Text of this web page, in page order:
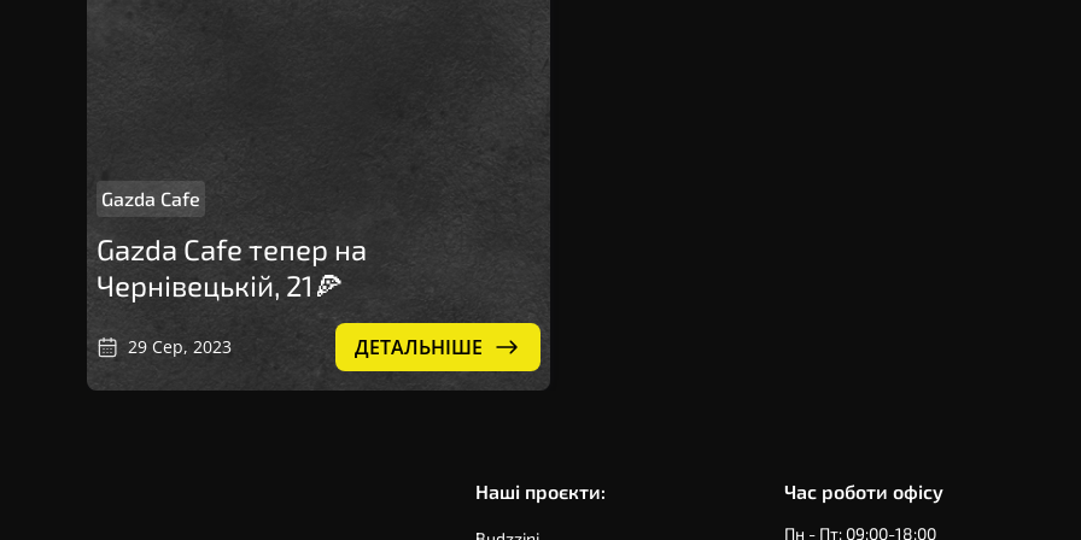
Gazda Cafe
Gazda Cafe тепер на
Чернівецькій, 21🍕
29 Сер, 2023 ДЕТАЛЬНIШЕ
Наші проєкти: Час роботи офiсу
Пн - Пт: 09:00-18:00